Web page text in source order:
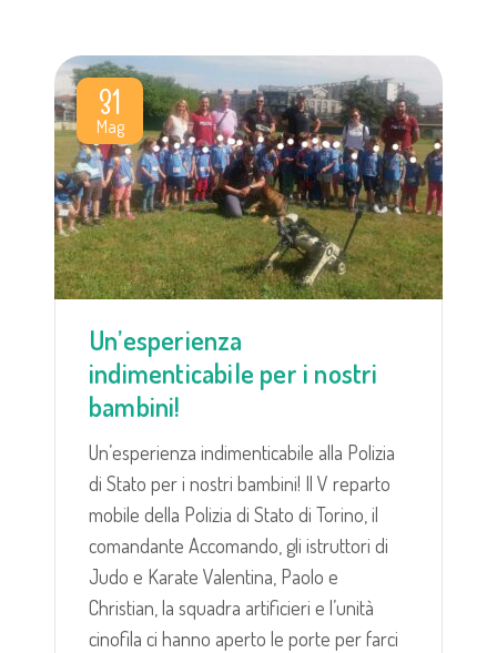
31
Mag
Un’esperienza
indimenticabile per i nostri
bambini!
Un’esperienza indimenticabile alla Polizia
di Stato per i nostri bambini! Il V reparto
mobile della Polizia di Stato di Torino, il
comandante Accomando, gli istruttori di
Judo e Karate Valentina, Paolo e
Christian, la squadra artificieri e l’unità
cinofila ci hanno aperto le porte per farci